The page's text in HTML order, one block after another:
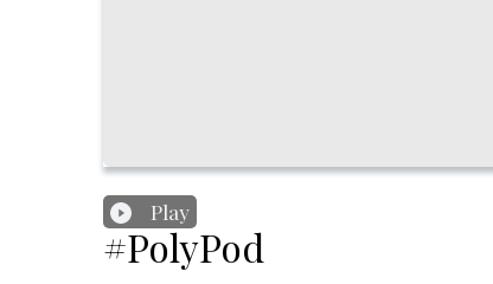
Play
#PolyPod